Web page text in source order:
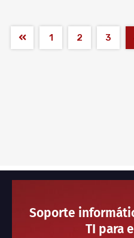
1 2 3
Soporte
TI para